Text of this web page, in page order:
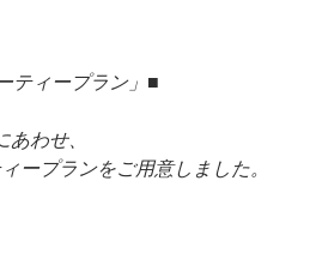
ティープラン」■
わせ、
ープランをご用意しました。